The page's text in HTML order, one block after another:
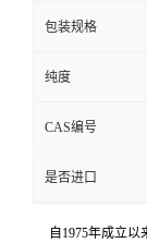
包装规格
纯度
CAS编号
是否进口
自1975年成立以